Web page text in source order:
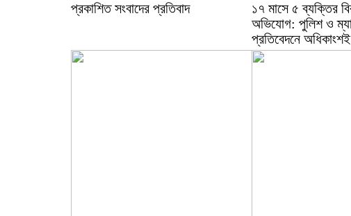
প্রকাশিত সংবাদের প্রতিবাদ
১৭ মাসে ৫ ব্যক্তির
অভিযোগ: পুলিশ ও
প্রতিবেদনে